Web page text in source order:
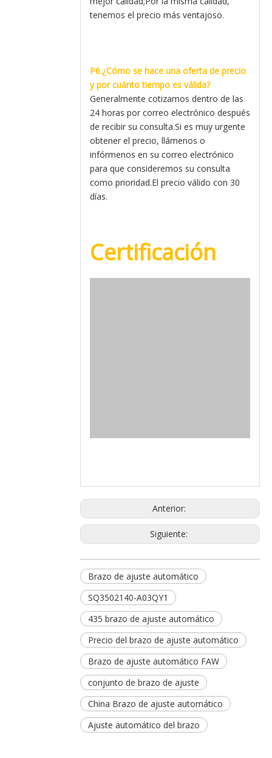
tenemos el precio más ventajoso.
P6.¿Cómo se hace una oferta de precio
y por cuánto tiempo es válida?
Generalmente cotizamos dentro de las
24 horas por correo electrónico después
de recibir su consulta.Si es muy urgente
obtener el precio, llámenos o
infórmenos en su correo electrónico
para que consideremos su consulta
como prioridad.El precio válido con 30
días.
Certificación
Anterior:
Siguiente:
Brazo de ajuste automático
SQ3502140-A03QY1
435 brazo de ajuste automático
Precio del brazo de ajuste automático
Brazo de ajuste automático FAW
conjunto de brazo de ajuste
China Brazo de ajuste automático
Ajuste automático del brazo